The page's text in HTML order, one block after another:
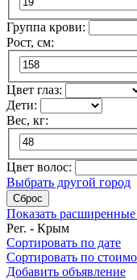
Группа крови:
Рост, см:
Цвет глаз:
Дети:
Вес, кг:
Цвет волос:
Выбрать другой город
Сброс
Показать
Рег. - Крым
Сортировать по дате
Сортировать по
Добавить объявление